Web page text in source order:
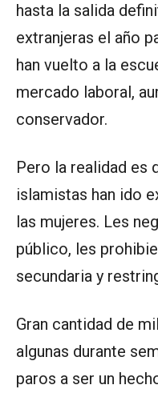
hasta la salida
extranjeras el año
han vuelto a la
mercado laboral,
conservador.
Pero la realidad es
islamistas han ido
las mujeres. Les
público, les
secundaria y
Gran cantidad de
algunas durante
paros a ser un